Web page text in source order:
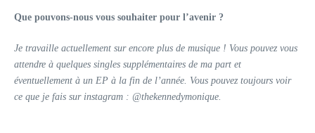
Que pouvons-nous vous souhaiter pour l’avenir ?
Je travaille actuellement sur encore plus de musique ! Vous pouvez vous
attendre à quelques singles supplémentaires de ma part et
éventuellement à un EP à la fin de l’année. Vous pouvez toujours voir
ce que je fais sur instagram : @thekennedymonique.